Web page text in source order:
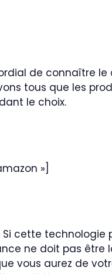
de connaître le
tous que les
le choix.
»]
cette technologie
ne doit pas être
vous aurez de